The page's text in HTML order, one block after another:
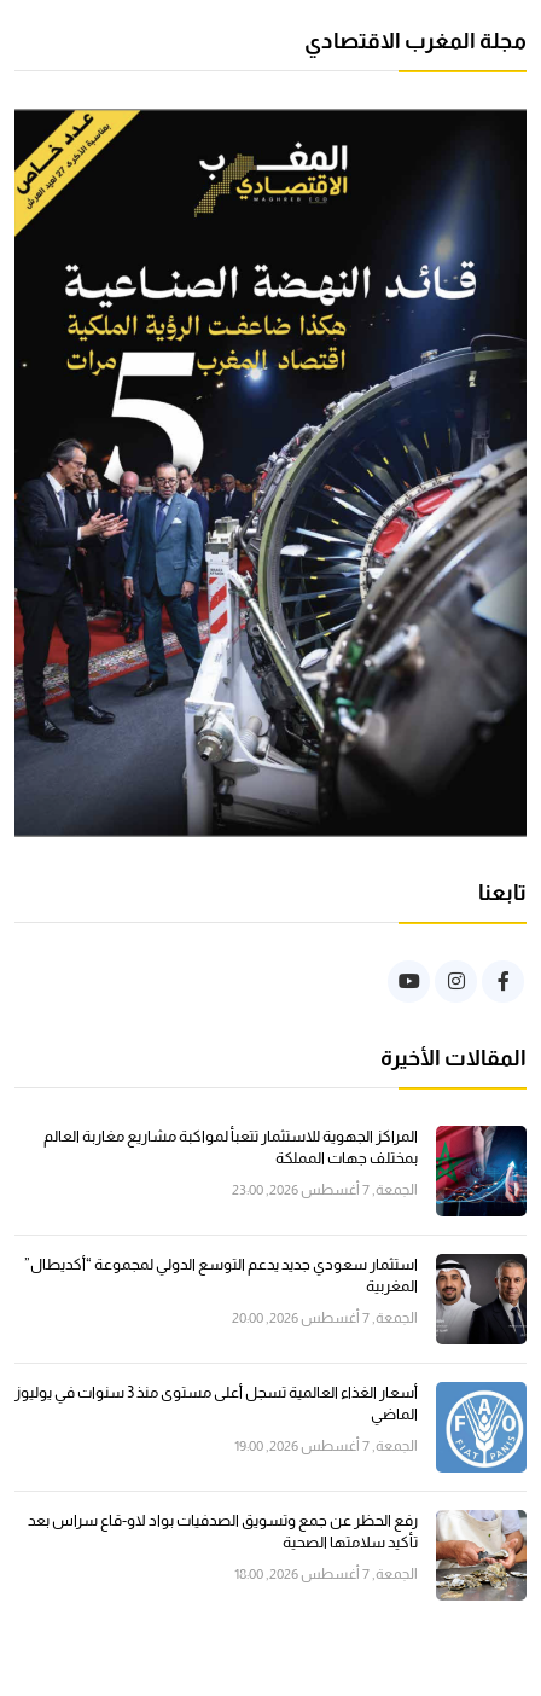
مجلة المغرب الاقتصادي
تابعنا
المقالات الأخيرة
المراكز الجهوية للاستثمار تتعبأ لمواكبة مشاريع مغاربة العالم
بمختلف جهات المملكة
الجمعة, 7 أغسطس 2026, 23:00
استثمار سعودي جديد يدعم التوسع الدولي لمجموعة “أكديطال”
المغربية
الجمعة, 7 أغسطس 2026, 20:00
أسعار الغذاء العالمية تسجل أعلى مستوى منذ 3 سنوات في يوليوز
الماضي
الجمعة, 7 أغسطس 2026, 19:00
رفع الحظر عن جمع وتسويق الصدفيات بواد لاو-قاع سراس بعد
تأكيد سلامتها الصحية
الجمعة, 7 أغسطس 2026, 18:00